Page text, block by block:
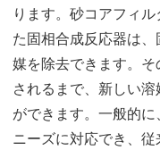
ります。砂コアフィ
た固相合成反応器は
媒を除去できます。
されるまで、新しい
ができます。一般的
ニーズに対応でき、